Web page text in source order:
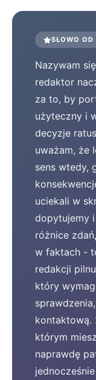
SŁOWO OD
Nazywam
redaktor
za to, by
użyteczny i
decyzje
uważam, że
sens wtedy,
uciekali w
dopytujemy
różnice
w faktach -
redakcji
który
kontaktową.
którym
naprawdę